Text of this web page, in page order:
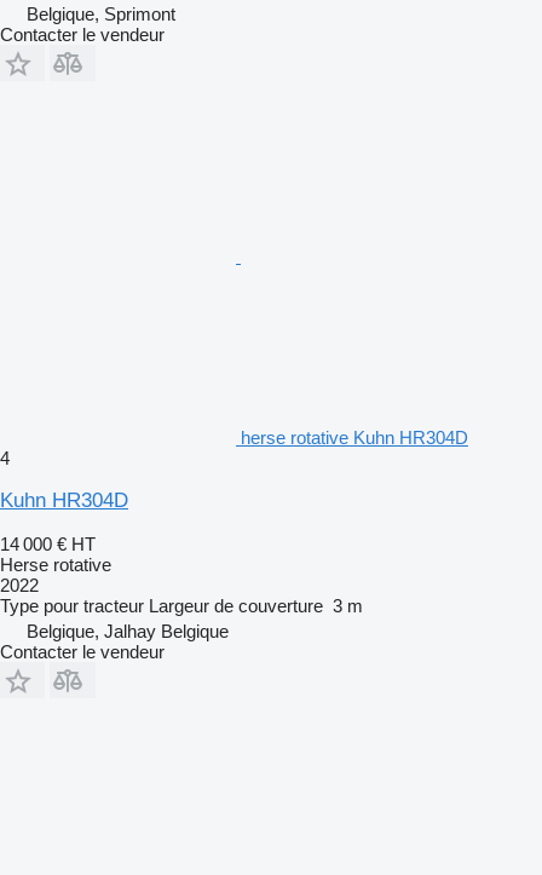
Belgique, Sprimont
Contacter le vendeur
herse rotative Kuhn HR304D
4
Kuhn HR304D
14 000 € HT
Herse rotative
2022
Type pour tracteur Largeur de couverture 3 m
Belgique, Jalhay Belgique
Contacter le vendeur